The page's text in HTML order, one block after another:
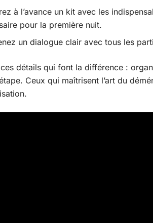
à l’avance un kit avec les
pour la première nuit.
un dialogue clair avec tous les
détails qui font la différence :
Ceux qui maîtrisent l’art du